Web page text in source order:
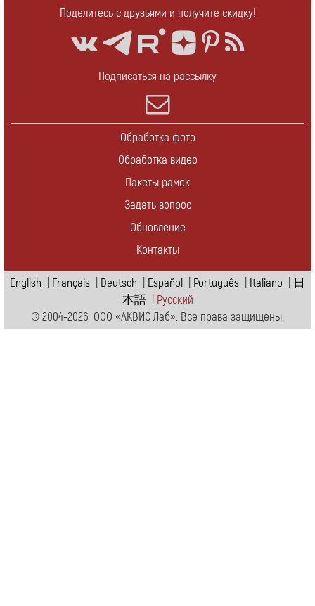
Поделитесь с друзьями и получите скидку!
Подписаться на рассылку
Обработка фото
Обработка видео
Пакеты рамок
Задать вопрос
Обновление
Контакты
English Français Deutsch Español Português Italiano
日
本語| Pусский
© 2004-2026 ООО «АКВИС Лаб». Все права защищены.